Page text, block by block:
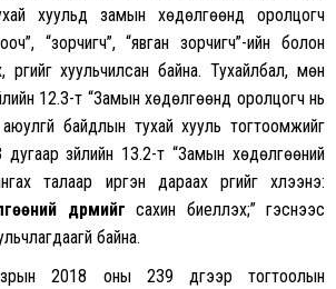
хуульд замын хөдөлгөөнд оролцогч
“зорчигч”, “явган зорчигч”-ийн болон
үүргийг хуульчилсан байна. Тухайлбал, мөн
12.3-т “Замын хөдөлгөөнд оролцогч нь
байдлын тухай хууль тогтоомжийг
13 дугаар зүйлийн 13.2-т “Замын хөдөлгөөний
талаар иргэн дараах үүргийг хүлээнэ:
дүрмийг сахин биелүүлэх;” гэснээс
байна.
2018 оны 239 дүгээр тогтоолын